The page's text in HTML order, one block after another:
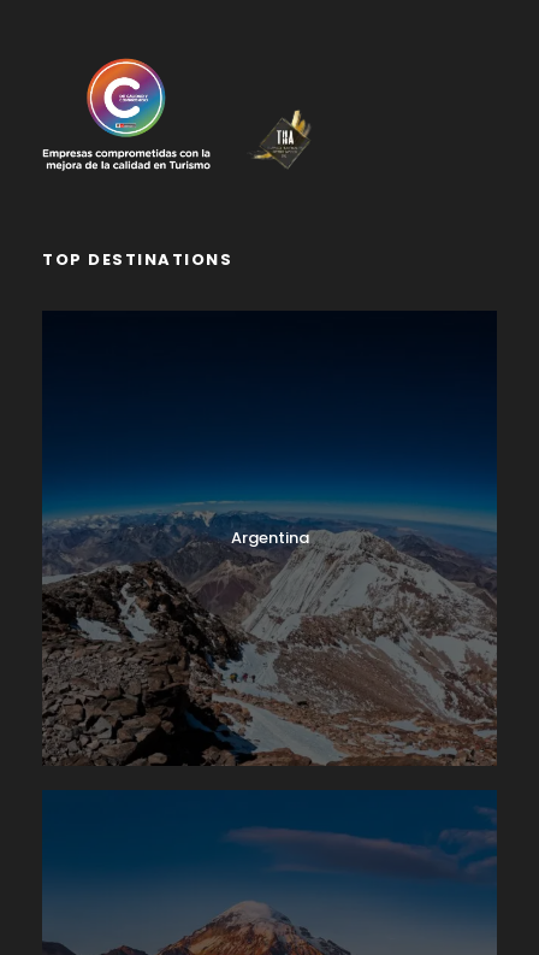
TOP DESTINATIONS
Argentina